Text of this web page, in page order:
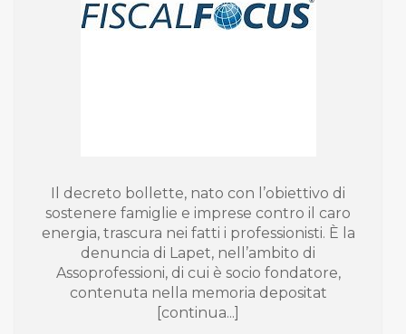
Il decreto bollette, nato con l’obiettivo di
sostenere famiglie e imprese contro il caro
energia, trascura nei fatti i professionisti. È la
denuncia di Lapet, nell’ambito di
Assoprofessioni, di cui è socio fondatore,
contenuta nella memoria depositat
[continua...]